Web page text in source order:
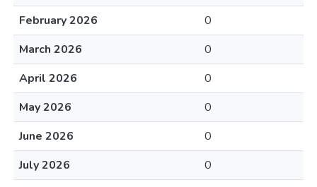
February 2026
0
March 2026
0
April 2026
0
May 2026
0
June 2026
0
July 2026
0